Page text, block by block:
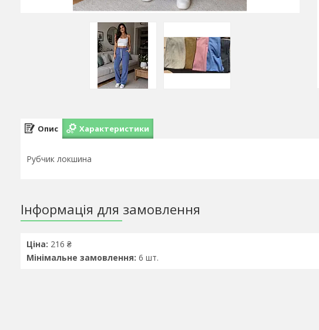
Опис Характеристики
Рубчик локшина
Інформація для замовлення
Ціна: 216 ₴
Мінімальне замовлення: 6 шт.